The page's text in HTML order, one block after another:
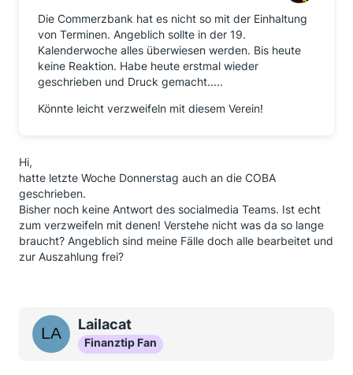
Die Commerzbank hat es nicht so mit der Einhaltung
von Terminen. Angeblich sollte in der 19.
Kalenderwoche alles überwiesen werden. Bis heute
keine Reaktion. Habe heute erstmal wieder
geschrieben und Druck gemacht.....
Könnte leicht verzweifeln mit diesem Verein!
Hi,
hatte letzte Woche Donnerstag auch an die COBA
geschrieben.
Bisher noch keine Antwort des socialmedia Teams. Ist echt
zum verzweifeln mit denen! Verstehe nicht was da so lange
braucht? Angeblich sind meine Fälle doch alle bearbeitet und
zur Auszahlung frei?
Lailacat
Finanztip Fan